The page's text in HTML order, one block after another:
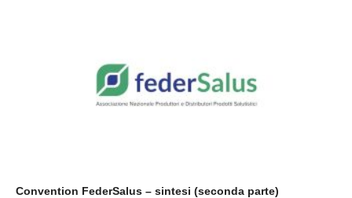
Convention FederSalus – sintesi (seconda parte)